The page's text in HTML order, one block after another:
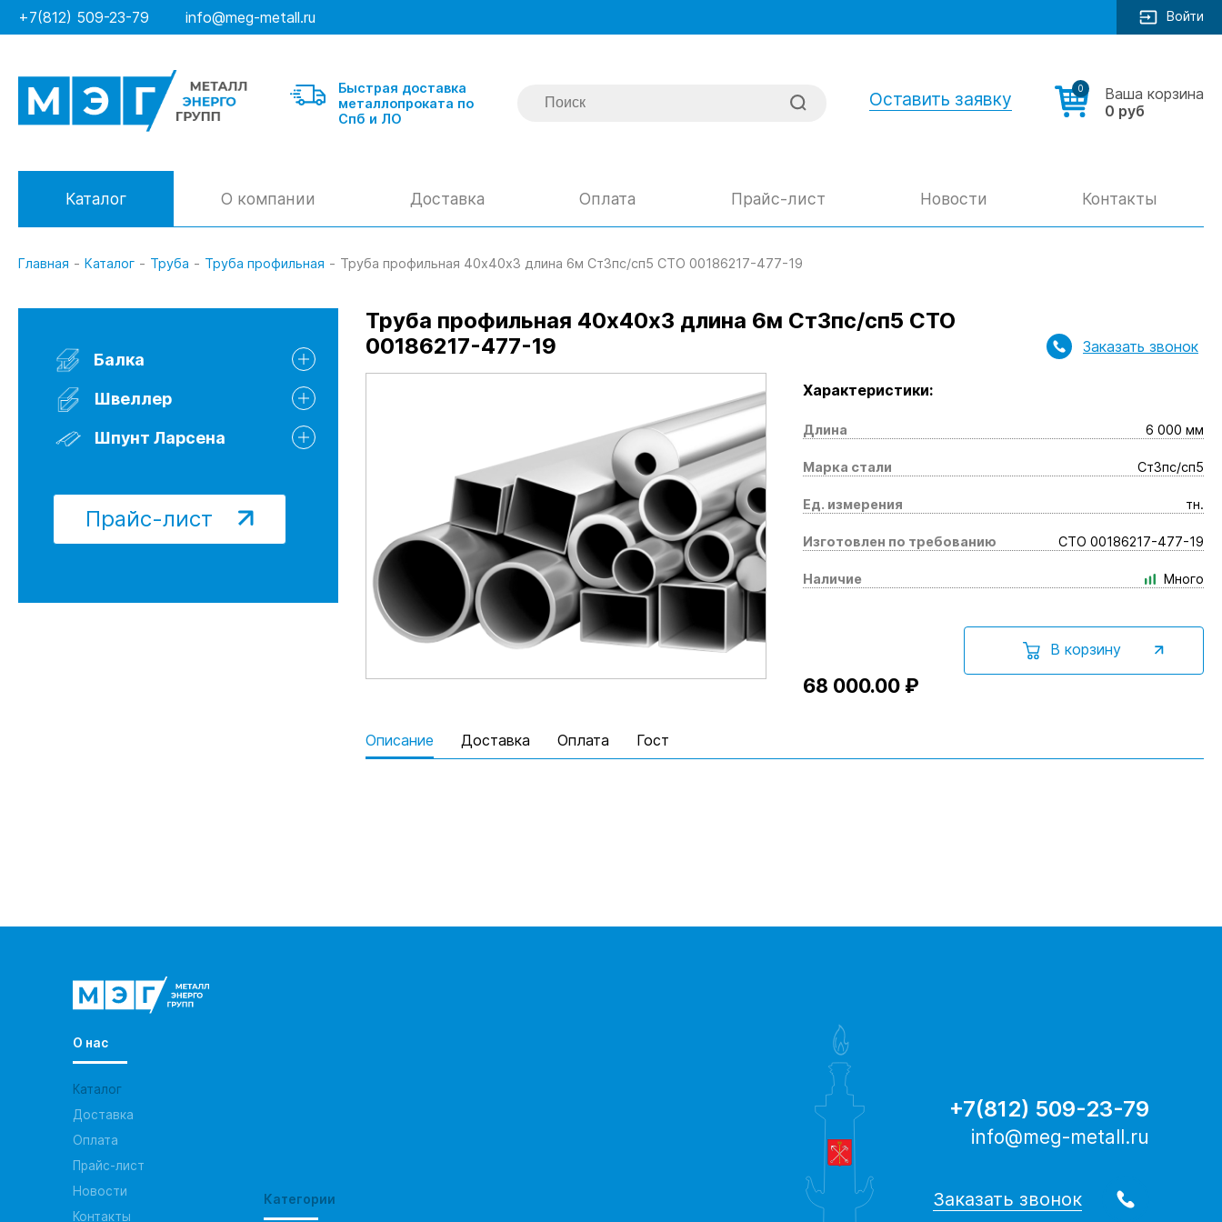
+7(812) 509-23-79 info@meg-metall.ru Войти
Быстрая доставка
металлопроката по
Спб и ЛО
Оставить заявку 0
Ваша корзина
0 руб
Каталог
Швеллер гнутый
Швеллер горячекатанный
Шпунт Ларсена Л5-УМ
О компании Доставка Оплата Прайс-лист Новости Контакты
Главная - Каталог - Труба - Труба профильная - Труба профильная 40х40х3 длина 6м Ст3пс/сп5 СТО 00186217-477-19
Балка
Швеллер
Шпунт Ларсена
Прайс-лист
Труба профильная 40х40х3 длина 6м Ст3пс/сп5 СТО
00186217-477-19
Характеристики:
Длина 6 000 мм
Марка стали Ст3пс/сп5
Ед. измерения тн.
Изготовлен по требованию СТО 00186217-477-19
Наличие Много
В корзину
68 000.00 ₽
Заказать звонок
Описание Доставка Оплата Гост
О нас
Каталог
Доставка
Оплата
Прайс-лист
Новости
Контакты
Категории
+7(812) 509-23-79
info@meg-metall.ru
Заказать звонок